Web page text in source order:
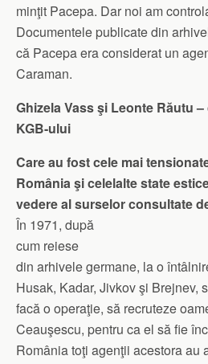
minţit Pacepa. Dar noi am
Documentele publicate din
că Pacepa era considerat un
Caraman.
Ghizela Vass şi Leonte Răutu
KGB-ului
Care au fost cele mai
România şi celelalte state
vedere al surselor consultate
În 1971, după
cum reiese
din arhivele germane, la o
Husak, Kadar, Jivkov şi Brejnev,
facă o operaţie, să recruteze
Ceauşescu, pentru ca el să fie
România toţi agenţii acestora au